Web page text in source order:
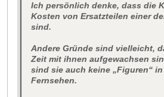
Ich persönlich denke, dass die
Kosten von Ersatzteilen einer
sind.
Andere Gründe sind vielleicht,
Zeit mit ihnen aufgewachsen
sind sie auch keine „Figuren“
Fernsehen.